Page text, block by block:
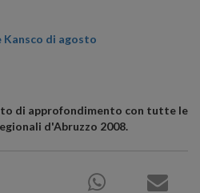
di agosto
di approfondimento con tutte le
d'Abruzzo 2008.